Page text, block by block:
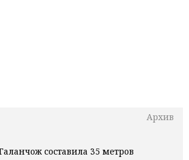
Архив
составила 35 метров